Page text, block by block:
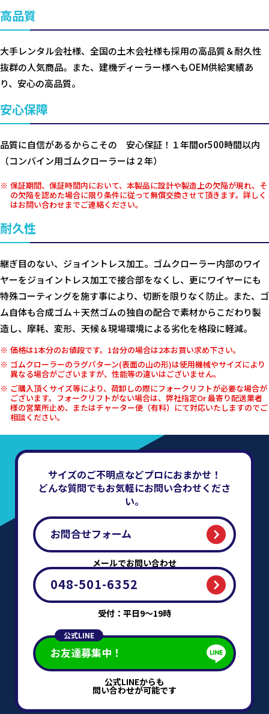
高品質
大手レンタル会社様、全国の土木会社様も採用の高品質＆耐久性
抜群の人気商品。また、建機ディーラー様へもOEM供給実績あ
り、安心の高品質。
安心保障
品質に自信があるからこその 安心保証！１年間or500時間以内
（コンバイン用ゴムクローラーは２年）
保証期間、保証時間内において、本製品に設計や製造上の欠陥が現れ、そ
の欠陥を認めた場合に限り条件に従って無償交換させて頂きます。詳しく
はお問い合わせまでご連絡ください。
耐久性
継ぎ目のない、ジョイントレス加工。ゴムクローラー内部のワイ
ヤーをジョイントレス加工で接合部をなくし、更にワイヤーにも
特殊コーティングを施す事により、切断を限りなく防止。また、ゴ
ム自体も合成ゴム＋天然ゴムの独自の配合で素材からこだわり製
造し、摩耗、変形、天候＆現場環境による劣化を格段に軽減。
価格は1本分のお値段です。1台分の場合は2本お買い求め下さい。
ゴムクローラーのラグパターン(表面の山の形)は使用機械やサイズにより
異なる場合がございますが、性能等の違いはございません。
ご購入頂くサイズ等により、荷卸しの際にフォークリフトが必要な場合が
ございます。フォークリフトがない場合は、弊社指定Or 最寄り配送業者
様の営業所止め、またはチャーター便（有料）にて対応いたしますのでご
相談ください。
サイズのご不明点などプロにおまかせ！
どんな質問でもお気軽にお問い合わせくださ
い。
お問合せフォーム
メールでお問い合わせ
048-501-6352
受付：平日9～19時
公式LINE
お友達募集中！
公式LINEからも
問い合わせが可能です